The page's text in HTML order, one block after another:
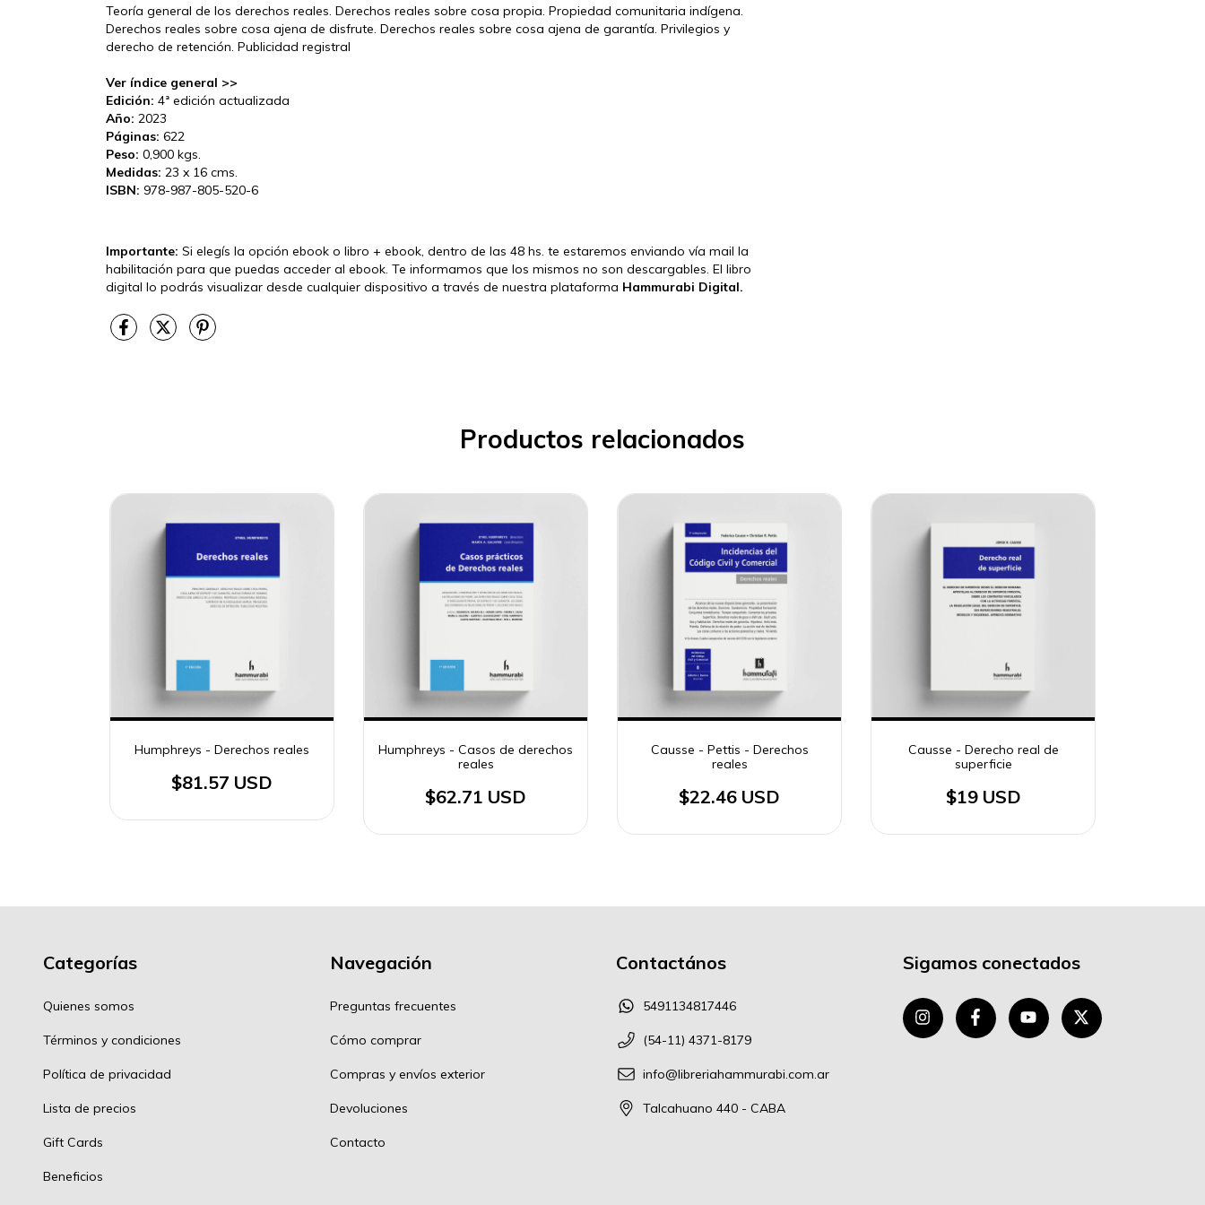
Teoría general de los derechos reales. Derechos reales sobre cosa propia. Propiedad comunitaria indígena.
Derechos reales sobre cosa ajena de disfrute. Derechos reales sobre cosa ajena de garantía. Privilegios y
derecho de retención. Publicidad registral
Ver índice general >>
Edición: 4ª edición actualizada
Año: 2023
Páginas: 622
Peso: 0,900 kgs.
Medidas: 23 x 16 cms.
ISBN: 978-987-805-520-6
Importante: Si elegís la opción ebook o libro + ebook, dentro de las 48 hs. te estaremos enviando vía mail la
habilitación para que puedas acceder al ebook. Te informamos que los mismos no son descargables. El libro
digital lo podrás visualizar desde cualquier dispositivo a través de nuestra plataforma Hammurabi Digital.
Productos relacionados
Humphreys - Derechos reales
$81.57 USD
Humphreys - Casos de derechos
reales
$62.71 USD
Causse - Pettis - Derechos
reales
$22.46 USD
Causse - Derecho real de
superficie
$19 USD
Categorías
Quienes somos
Términos y condiciones
Política de privacidad
Lista de precios
Gift Cards
Beneficios
Navegación
Preguntas frecuentes
Cómo comprar
Compras y envíos exterior
Devoluciones
Contacto
Contactános
5491134817446
(54-11) 4371-8179
info@libreriahammurabi.com.ar
Talcahuano 440 - CABA
Sigamos conectados